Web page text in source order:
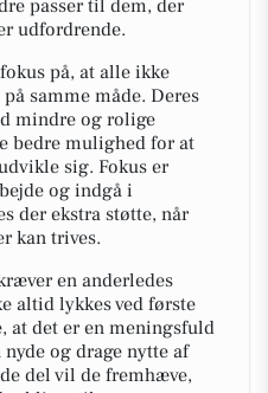
passer til dem, der
udfordrende.
på, at alle ikke
samme måde. Deres
mindre og rolige
bedre mulighed for at
sig. Fokus er
og indgå i
der ekstra støtte, når
kan trives.
en anderledes
altid lykkes ved første
at det er en meningsfuld
og drage nytte af
del vil de fremhæve,